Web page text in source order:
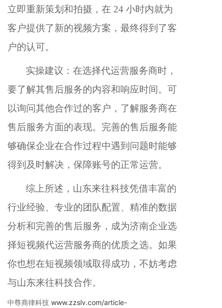
立即重新策划和拍摄，在 24 小时内就为
客户提供了新的视频方案，最终得到了客
户的认可。
实操建议：在选择代运营服务商时，
要了解其售后服务的内容和响应时间。可
以询问其他合作过的客户，了解服务商在
售后服务方面的表现。完善的售后服务能
够确保企业在合作过程中遇到问题时能够
得到及时解决，保障账号的正常运营。
综上所述，山东来往科技凭借丰富的
行业经验、专业的团队配置、精准的数据
分析和完善的售后服务，成为济南企业选
择短视频代运营服务商的优质之选。如果
你也想在短视频领域取得成功，不妨考虑
与山东来往科技合作。
中尊商律科技 www.zzslv.com/article-